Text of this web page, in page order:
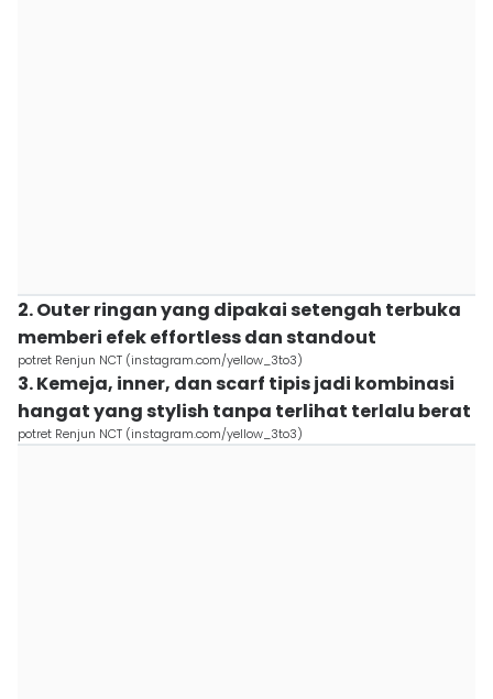
2. Outer ringan yang dipakai setengah terbuka
memberi efek effortless dan standout
potret Renjun NCT (instagram.com/yellow_3to3)
3. Kemeja, inner, dan scarf tipis jadi kombinasi
hangat yang stylish tanpa terlihat terlalu berat
potret Renjun NCT (instagram.com/yellow_3to3)